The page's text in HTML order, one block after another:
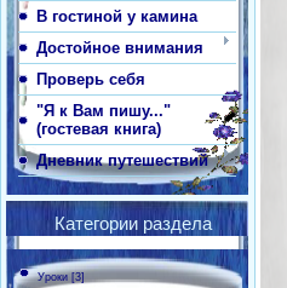
В гостиной у камина
Достойное внимания
Проверь себя
"Я к Вам пишу..."
(гостевая книга)
Дневник путешествий
Категории раздела
Уроки [3]